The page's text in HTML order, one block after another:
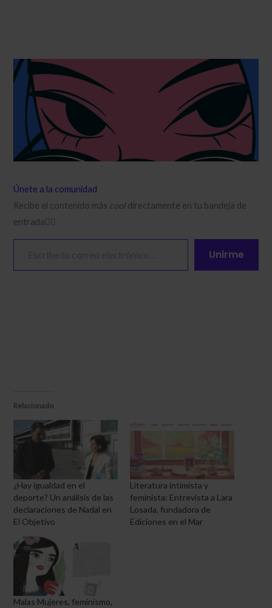
Únete a la comunidad
Recibe el contenido más cooldirectamente en tu bandeja de
entrada❤️‍🔥​
Escribe tu correo electrónico…
Unirme
Relacionado
¿Hay igualdad en el
deporte? Un análisis de las
declaraciones de Nadal en
El Objetivo
Literatura intimista y
feminista: Entrevista a Lara
Losada, fundadora de
Ediciones en el Mar
Malas Mujeres, feminismo,